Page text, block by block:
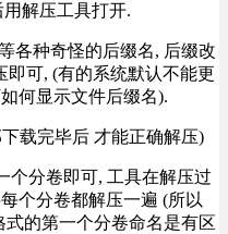
解压工具打开.
各种奇怪的后缀名, 后缀改
即可, (有的系统默认不能更
何显示文件后缀名).
载完毕后 才能正确解压)
个分卷即可, 工具在解压过
个分卷都解压一遍 (所以
的第一个分卷命名是有区